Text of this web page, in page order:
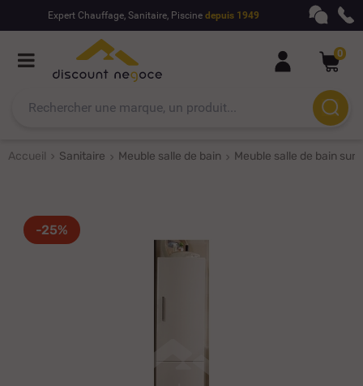
Expert Chauffage, Sanitaire, Piscine depuis 1949
0
Accueil Sanitaire Meuble salle de bain Meuble salle de bain sur
-25%